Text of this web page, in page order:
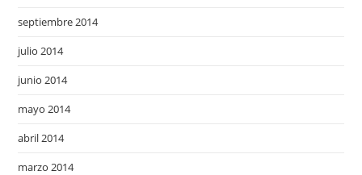
septiembre 2014
julio 2014
junio 2014
mayo 2014
abril 2014
marzo 2014